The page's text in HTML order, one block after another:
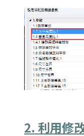
2. 利用修